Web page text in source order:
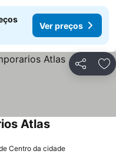
Ver preços
Partilhar
AtlasVer preços
Centro da cidade